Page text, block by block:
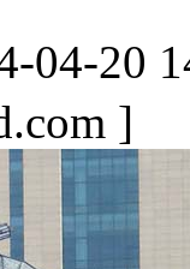
04-20
]